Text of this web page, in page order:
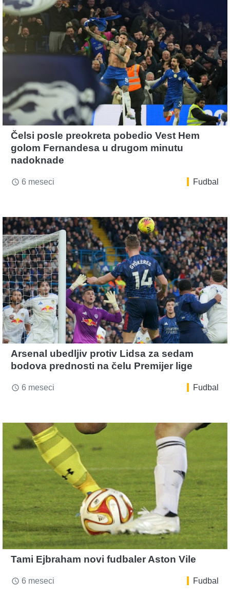
Čelsi posle preokreta pobedio Vest Hem
golom Fernandesa u drugom minutu
nadoknade
access_time 6 meseci Fudbal
Arsenal ubedljiv protiv Lidsa za sedam
bodova prednosti na čelu Premijer lige
access_time 6 meseci Fudbal
Tami Ejbraham novi fudbaler Aston Vile
access_time 6 meseci Fudbal